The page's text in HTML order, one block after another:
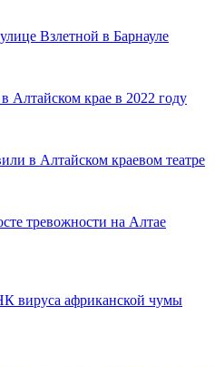
Взлетной в Барнауле
крае в 2022 году
в Алтайском краевом театре
тревожности на Алтае
вируса африканской чумы